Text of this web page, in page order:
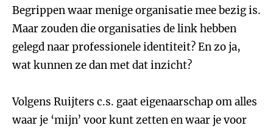
Begrippen waar menige organisatie mee bezig is.
Maar zouden die organisaties de link hebben
gelegd naar professionele identiteit? En zo ja,
wat kunnen ze dan met dat inzicht?
Volgens Ruijters c.s. gaat eigenaarschap om alles
waar je ‘mijn’ voor kunt zetten en waar je voor